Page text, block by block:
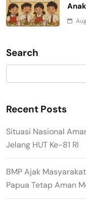
Search
Recent Posts
Situasi Nasional
Jelang HUT Ke-81 RI
BMP Ajak
Papua Tetap Aman